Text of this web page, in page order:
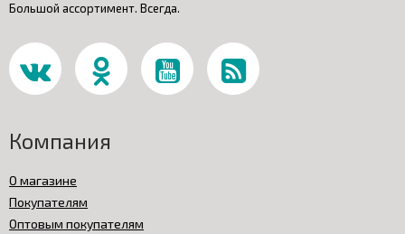
Большой ассортимент. Всегда.
Компания
О магазине
Покупателям
Оптовым покупателям